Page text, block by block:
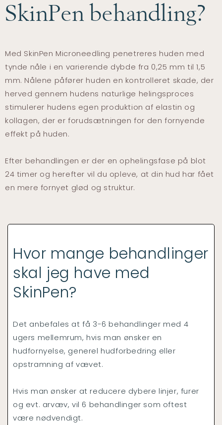
SkinPen behandling?
Med SkinPen Microneedling penetreres huden med
tynde nåle i en varierende dybde fra 0,25 mm til 1,5
mm. Nålene påfører huden en kontrolleret skade, der
herved gennem hudens naturlige helingsproces
stimulerer hudens egen produktion af elastin og
kollagen, der er forudsætningen for den fornyende
effekt på huden.
Efter behandlingen er der en ophelingsfase på blot
24 timer og herefter vil du opleve, at din hud har fået
en mere fornyet glød og struktur.
Hvor mange behandlinger
skal jeg have med
SkinPen?
Det anbefales at få 3-6 behandlinger med 4
ugers mellemrum, hvis man ønsker en
hudfornyelse, generel hudforbedring eller
opstramning af vævet.
Hvis man ønsker at reducere dybere linjer, furer
og evt. arvæv, vil 6 behandlinger som oftest
være nødvendigt.